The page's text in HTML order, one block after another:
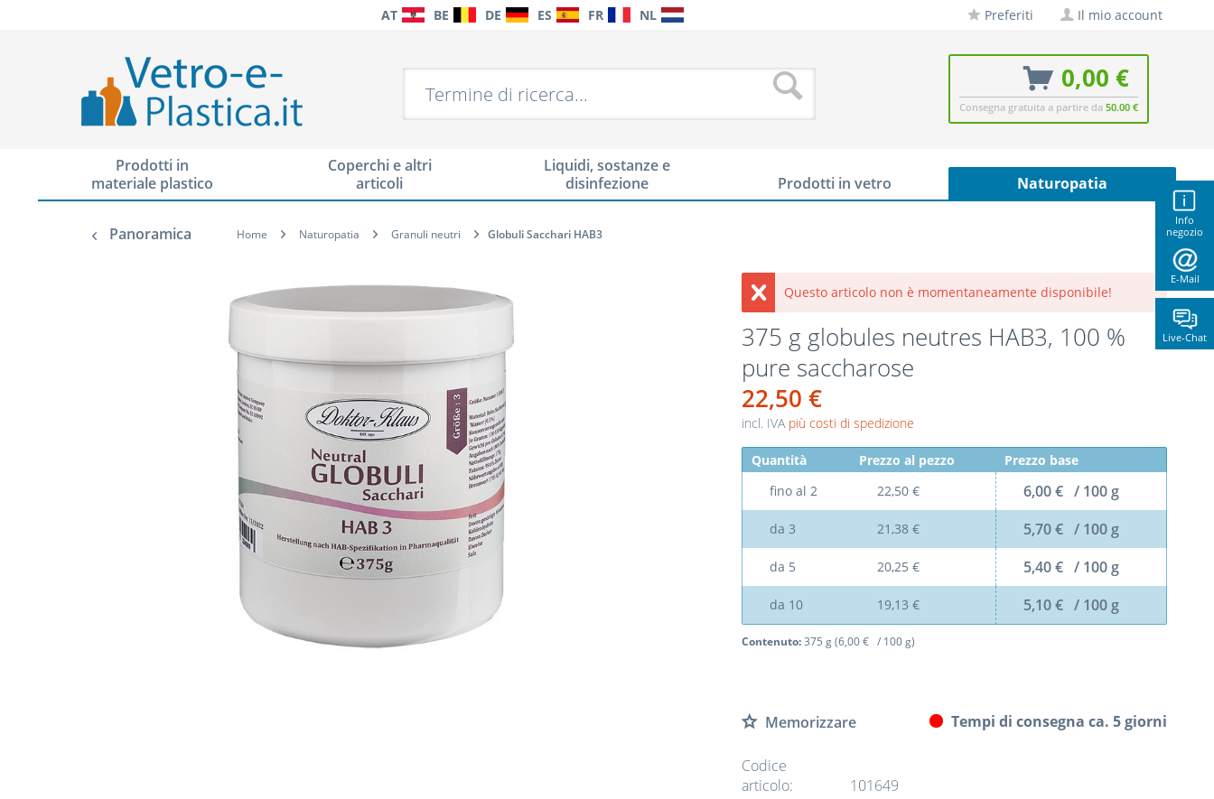
Info
negozio
E-Mail
Live-Chat
AT BE DE ES FR NL Preferiti Il mio account
0,00 €
Consegna gratuita a partire da 50.00 €
Prodotti in
materiale plastico
Coperchi e altri
articoli
Liquidi, sostanze e
disinfezione
Prodotti in vetro Naturopatia
Panoramica Home Naturopatia Granuli neutri Globuli Sacchari HAB3
Questo articolo non è momentaneamente disponibile!
375 g globules neutres HAB3, 100 %
pure saccharose
22,50 €
incl. IVA più costi di spedizione
Quantità Prezzo al pezzo
Prezzo base
fino al 2 22,50 € 6,00 € / 100 g
da 3 21,38 € 5,70 € / 100 g
da 5 20,25 € 5,40 € / 100 g
da 10 19,13 € 5,10 € / 100 g
Contenuto:375 g (6,00 € / 100 g)
Memorizzare Tempi di consegna ca. 5 giorni
Codice
articolo:
101649